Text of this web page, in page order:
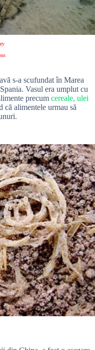
s-a scufundat în Marea
Vasul era umplut cu
precum cereale, ulei
că alimentele urmau să